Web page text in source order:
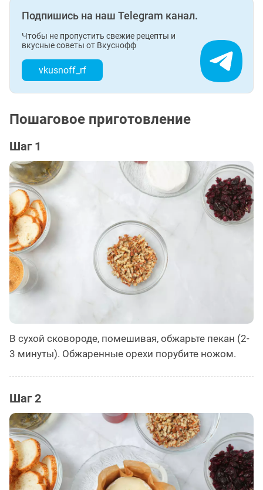
Подпишись на наш Telegram канал.
Чтобы не пропустить свежие рецепты и
вкусные советы от Вкуснофф
vkusnoff_rf
Пошаговое приготовление
Шаг 1
В сухой сковороде, помешивая, обжарьте пекан (2-
3 минуты). Обжаренные орехи порубите ножом.
Шаг 2